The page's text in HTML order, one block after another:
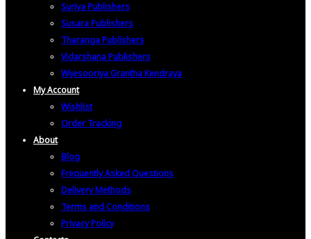
Suriya Publishers
Susara Publishers
Tharanga Publishers
Vidarshana Publishers
Wijesooriya Grantha Kendraya
My Account
Wishlist
Order Tracking
About
Blog
Frequently Asked Questions
Delivery Methods
Terms and Conditions
Privacy Policy